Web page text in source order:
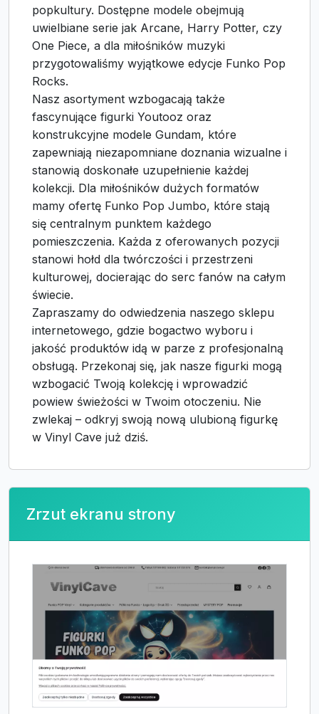
popkultury. Dostępne modele obejmują
uwielbiane serie jak Arcane, Harry Potter, czy
One Piece, a dla miłośników muzyki
przygotowaliśmy wyjątkowe edycje Funko Pop
Rocks.
Nasz asortyment wzbogacają także
fascynujące figurki Youtooz oraz
konstrukcyjne modele Gundam, które
zapewniają niezapomniane doznania wizualne i
stanowią doskonałe uzupełnienie każdej
kolekcji. Dla miłośników dużych formatów
mamy ofertę Funko Pop Jumbo, które stają
się centralnym punktem każdego
pomieszczenia. Każda z oferowanych pozycji
stanowi hołd dla twórczości i przestrzeni
kulturowej, docierając do serc fanów na całym
świecie.
Zapraszamy do odwiedzenia naszego sklepu
internetowego, gdzie bogactwo wyboru i
jakość produktów idą w parze z profesjonalną
obsługą. Przekonaj się, jak nasze figurki mogą
wzbogacić Twoją kolekcję i wprowadzić
powiew świeżości w Twoim otoczeniu. Nie
zwlekaj – odkryj swoją nową ulubioną figurkę
w Vinyl Cave już dziś.
Zrzut ekranu strony